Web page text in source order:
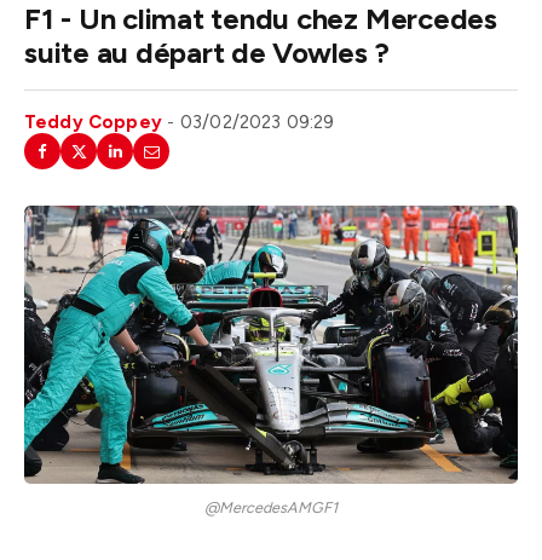
F1 - Un climat tendu chez Mercedes
suite au départ de Vowles ?
Teddy Coppey 03/02/2023 09:29
@MercedesAMGF1